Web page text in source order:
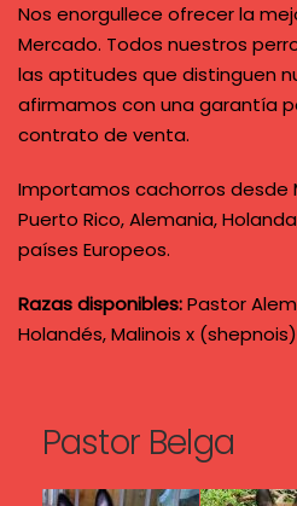
Nos enorgullece ofrecer la
Mercado. Todos nuestros
las aptitudes que distinguen
afirmamos con una garantía
contrato de venta.
Importamos cachorros desde
Puerto Rico, Alemania,
países Europeos.
Razas disponibles:Pastor
Holandés, Malinois x
Pastor Belga